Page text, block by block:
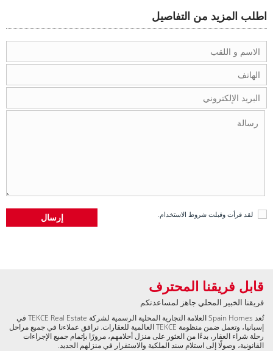
اطلب المزيد من التفاصيل
لقد قرأت وقبلت شروط الاستخدام
قابل فريقنا المحترف
فريقنا الخبير المحلي جاهز لمساعدتكم
تُعد Spain Homes العلامة التجارية المحلية الرسمية لشركة TEKCE Real Estate في
إسبانيا، وتعمل ضمن منظومة TEKCE العالمية للعقارات. نرافق عملاءنا في جميع مراحل
رحلة شراء العقار، بدءًا من العثور على منزل أحلامهم، مرورًا بإتمام جميع الإجراءات
القانونية، وصولًا إلى استلام سند الملكية والاستقرار في منزلهم الجديد.